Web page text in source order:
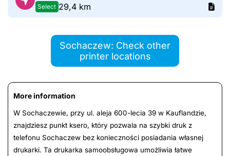
Select 29,4 km
Sochaczew: Check other
printer locations
More information
W Sochaczewie, przy ul. aleja 600-lecia 39 w Kauflandzie,
znajdziesz punkt ksero, który pozwala na szybki druk z
telefonu Sochaczew bez konieczności posiadania własnej
drukarki. Ta drukarka samoobsługowa umożliwia łatwe